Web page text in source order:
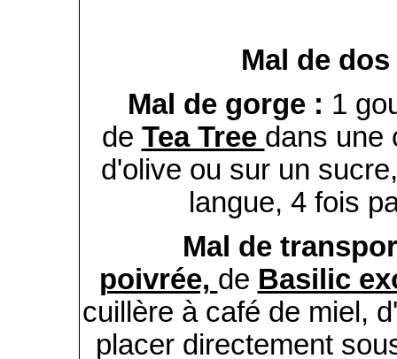
Mal de
Mal de gorge : 1
de Tea Tree dans une
d'olive ou sur un
langue, 4 fois
Mal de
poivrée, de Basilic
cuillère à café de miel,
placer directement